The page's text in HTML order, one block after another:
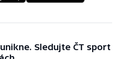
Sledujte ČT sport